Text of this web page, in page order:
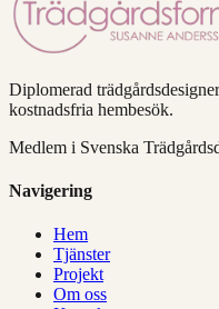
Diplomerad
kostnadsfria hembesök.
Medlem i Svenska
Navigering
Hem
Tjänster
Projekt
Om oss